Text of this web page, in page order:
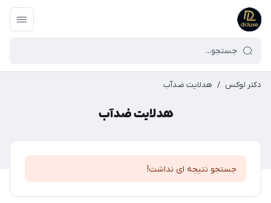
دکتر لوکس / هدلایت ضدآب
هدلایت ضدآب
جستجو نتیجه ای نداشت!